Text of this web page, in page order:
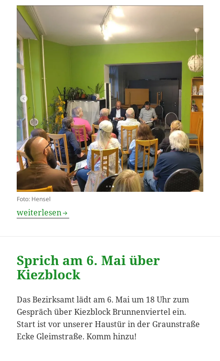
Foto: Hensel
Nach Besuch Schwerpunktkontrollen
weiterlesen
Sprich am 6. Mai über
Kiezblock
Das Bezirksamt lädt am 6. Mai um 18 Uhr zum
Gespräch über Kiezblock Brunnenviertel ein.
Start ist vor unserer Haustür in der Graunstraße
Ecke Gleimstraße. Komm hinzu!